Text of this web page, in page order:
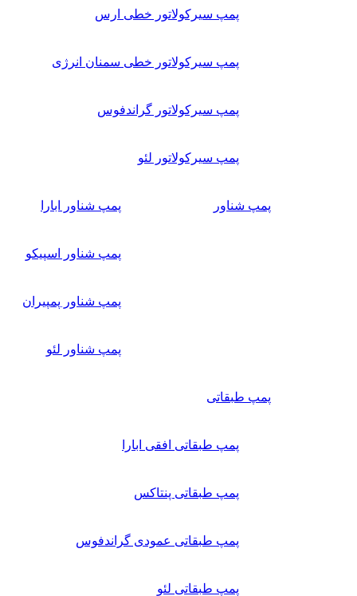
پمپ سیرکولاتور خطی ارس
پمپ سیرکولاتور خطی سمنان انرژی
پمپ سیرکولاتور گراندفوس
پمپ سیرکولاتور لئو
پمپ شناور پمپ شناور ابارا
پمپ شناور اسپیکو
پمپ شناور پمپیران
پمپ شناور لئو
پمپ طبقاتی
پمپ طبقاتی افقی ابارا
پمپ طبقاتی پنتاکس
پمپ طبقاتی عمودی گراندفوس
پمپ طبقاتی لئو